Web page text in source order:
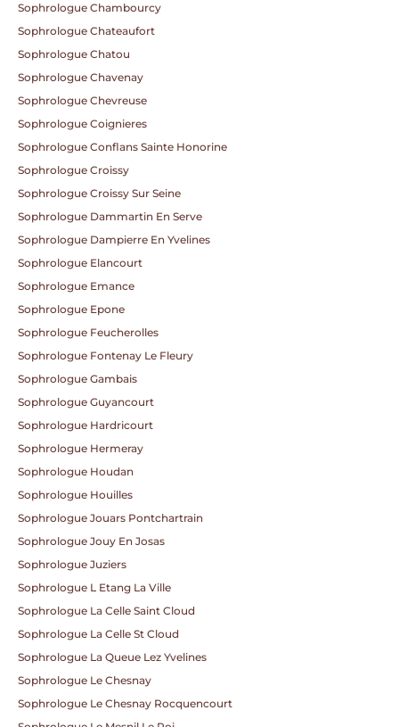
Sophrologue Chambourcy
Sophrologue Chateaufort
Sophrologue Chatou
Sophrologue Chavenay
Sophrologue Chevreuse
Sophrologue Coignieres
Sophrologue Conflans Sainte Honorine
Sophrologue Croissy
Sophrologue Croissy Sur Seine
Sophrologue Dammartin En Serve
Sophrologue Dampierre En Yvelines
Sophrologue Elancourt
Sophrologue Emance
Sophrologue Epone
Sophrologue Feucherolles
Sophrologue Fontenay Le Fleury
Sophrologue Gambais
Sophrologue Guyancourt
Sophrologue Hardricourt
Sophrologue Hermeray
Sophrologue Houdan
Sophrologue Houilles
Sophrologue Jouars Pontchartrain
Sophrologue Jouy En Josas
Sophrologue Juziers
Sophrologue L Etang La Ville
Sophrologue La Celle Saint Cloud
Sophrologue La Celle St Cloud
Sophrologue La Queue Lez Yvelines
Sophrologue Le Chesnay
Sophrologue Le Chesnay Rocquencourt